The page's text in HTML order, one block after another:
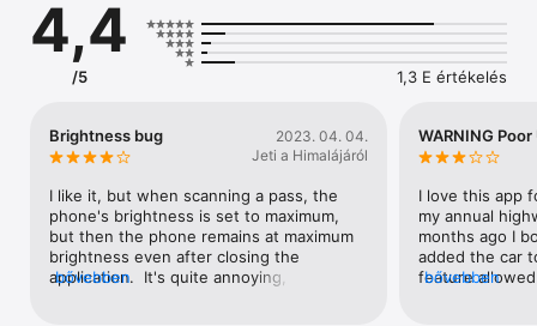
Milyen szolgáltatásokat és kényelmi funkciókat találsz a
VoxPay applikációban?
Autópálya-matrica
A VoxPay applikációban pár koppintással megvásárolhatod e-
matricádat, ellenőrizheted autópálya-matricád érvényességét
4,4
/5 1,3 E értékelés
Brightness bug
2023. 04. 04.
Jeti a Himalájáról
I like it, but when scanning a pass, the
phone's brightness is set to maximum,
but then the phone remains at maximum
brightness even after closing the
application.  It's quite annoying, but other
bővebben
WARNING
I love this app
my annual
months ago I
added the car
feature
bővebben